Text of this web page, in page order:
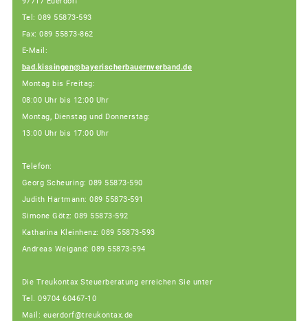
Tel: 089 55873-593
Fax: 089 55873-862
E-Mail:
bad.kissingen@bayerischerbauernverband.de
Montag bis Freitag:
08:00 Uhr bis 12:00 Uhr
Montag, Dienstag und Donnerstag:
13:00 Uhr bis 17:00 Uhr
Telefon:
Georg Scheuring: 089 55873-590
Judith Hartmann: 089 55873-591
Simone Götz: 089 55873-592
Katharina Kleinhenz: 089 55873-593
Andreas Weigand: 089 55873-594
Die Treukontax Steuerberatung erreichen Sie unter
Tel. 09704 60467-10
Mail: euerdorf@treukontax.de